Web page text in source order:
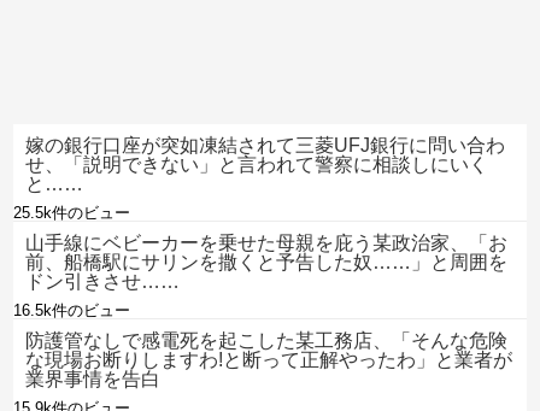
嫁の銀行口座が突如凍結されて三菱UFJ銀行に問い合わ
せ、「説明できない」と言われて警察に相談しにいく
と……
25.5k件のビュー
山手線にベビーカーを乗せた母親を庇う某政治家、「お
前、船橋駅にサリンを撒くと予告した奴……」と周囲を
ドン引きさせ……
16.5k件のビュー
防護管なしで感電死を起こした某工務店、「そんな危険
な現場お断りしますわ!と断って正解やったわ」と業者が
業界事情を告白